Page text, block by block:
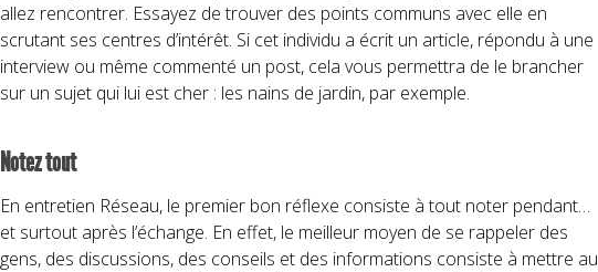
allez rencontrer. Essayez de trouver des points communs avec elle en
scrutant ses centres d’intérêt. Si cet individu a écrit un article, répondu à une
interview ou même commenté un post, cela vous permettra de le brancher
sur un sujet qui lui est cher : les nains de jardin, par exemple.
Notez tout
En entretien Réseau, le premier bon réflexe consiste à tout noter pendant…
et surtout après l’échange. En effet, le meilleur moyen de se rappeler des
gens, des discussions, des conseils et des informations consiste à mettre au